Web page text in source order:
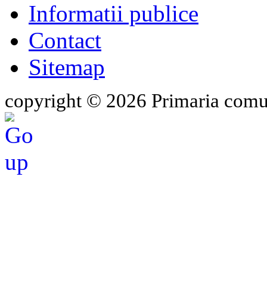
Informatii publice
Contact
Sitemap
copyright © 2026 Primaria